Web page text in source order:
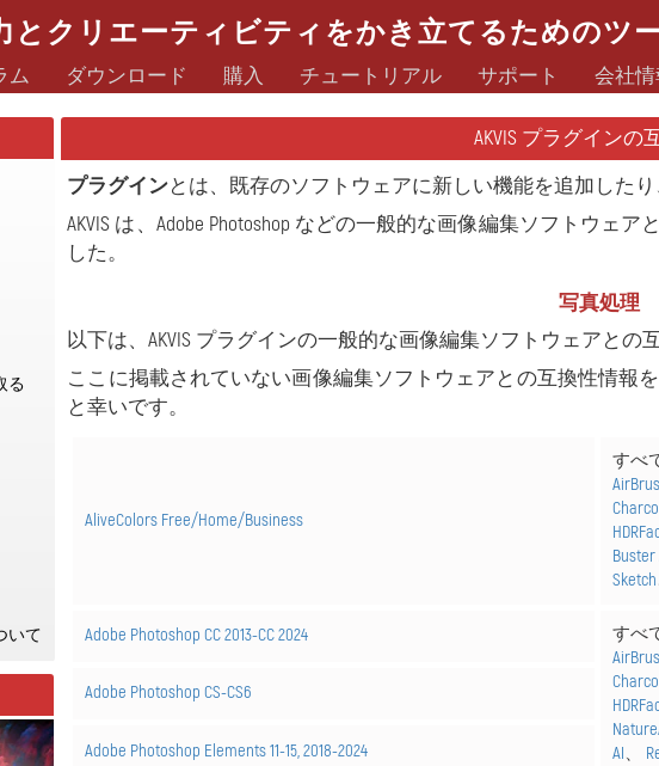
とクリエーティビティをかき立てるためのツ
ム ダウンロード 購入 チュートリアル サポート 会社情
る
いて
AKVIS プラグインの
プラグインとは、既存のソフトウェアに新しい機能を追加した
AKVIS は、Adobe Photoshop などの一般的な画像編集ソフトウェ
した。
写真処理
以下は、AKVIS プラグインの一般的な画像編集ソフトウェアとの
ここに掲載されていない画像編集ソフトウェアとの互換性情報を
と幸いです。
AliveColors Free/Home/Business
すべ
Buster
Sketch
Adobe Photoshop CC 2013-CC 2024
すべ
AI、
Adobe PhotoshopCS-CS6
Adobe Photoshop Elements11-15, 2018-2024